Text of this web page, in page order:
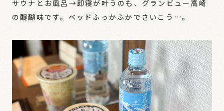
サウナとお風呂→即寝が叶うのも、グランビュー高崎
の醍醐味です。ベッドふっかふかでさいこう…。